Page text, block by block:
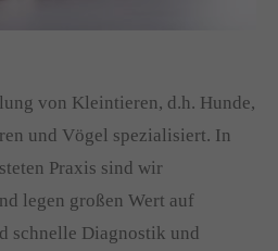
von Kleintieren, d.h. Hunde,
und Vögel spezialisiert. In
Praxis sind wir
legen großen Wert auf
schnelle Diagnostik und